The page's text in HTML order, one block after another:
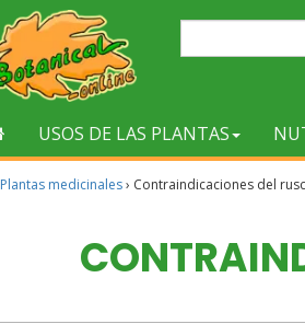
USOS DE LAS PLANTAS
Plantas medicinales› Contraindicaciones del